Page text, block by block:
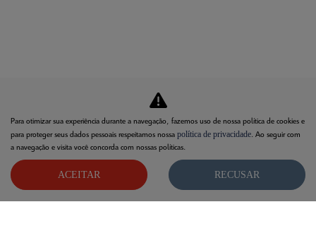
Para otimizar sua experiência durante a navegação, fazemos uso de nossa política de cookies e
para proteger seus dados pessoais respeitamos nossa política de privacidade. Ao seguir com
a navegação e visita você concorda com nossas políticas.
ACEITAR RECUSAR